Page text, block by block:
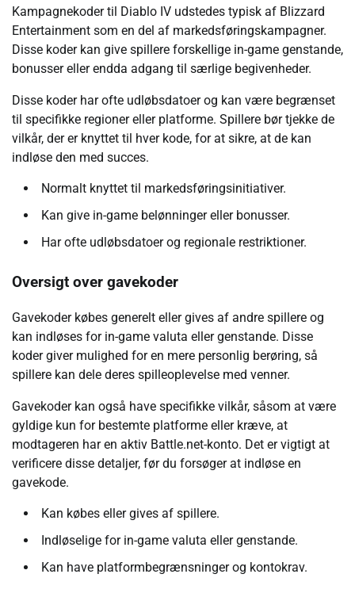
Kampagnekoder til Diablo IV udstedes typisk af Blizzard
Entertainment som en del af markedsføringskampagner.
Disse koder kan give spillere forskellige in-game genstande,
bonusser eller endda adgang til særlige begivenheder.
Disse koder har ofte udløbsdatoer og kan være begrænset
til specifikke regioner eller platforme. Spillere bør tjekke de
vilkår, der er knyttet til hver kode, for at sikre, at de kan
indløse den med succes.
Normalt knyttet til markedsføringsinitiativer.
Kan give in-game belønninger eller bonusser.
Har ofte udløbsdatoer og regionale restriktioner.
Oversigt over gavekoder
Gavekoder købes generelt eller gives af andre spillere og
kan indløses for in-game valuta eller genstande. Disse
koder giver mulighed for en mere personlig berøring, så
spillere kan dele deres spilleoplevelse med venner.
Gavekoder kan også have specifikke vilkår, såsom at være
gyldige kun for bestemte platforme eller kræve, at
modtageren har en aktiv Battle.net-konto. Det er vigtigt at
verificere disse detaljer, før du forsøger at indløse en
gavekode.
Kan købes eller gives af spillere.
Indløselige for in-game valuta eller genstande.
Kan have platformbegrænsninger og kontokrav.